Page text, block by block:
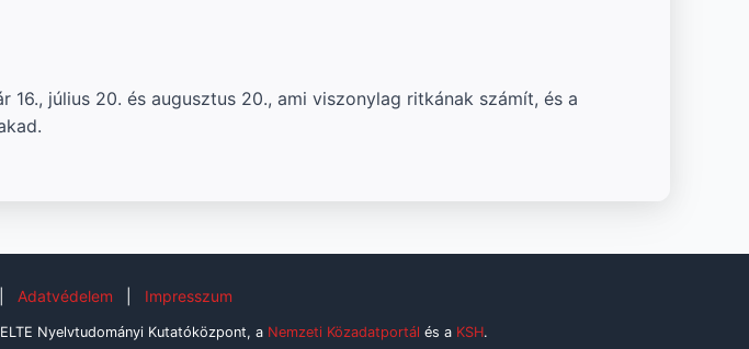
július 20. és augusztus 20., ami viszonylag ritkának számít, és a
Adatvédelem Impresszum
Nyelvtudományi Kutatóközpont, a Nemzeti Közadatportál és a KSH.